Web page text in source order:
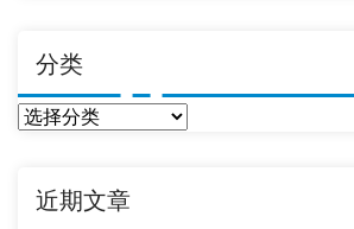
分类
分
近期文章